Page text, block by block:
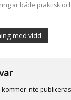
är både praktisk
med vidd
inte